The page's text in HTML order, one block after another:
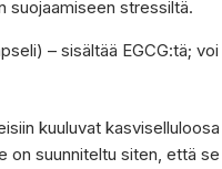
suojaamiseen stressiltä.
– sisältää EGCG:tä;
kuuluvat
suunniteltu siten, että se